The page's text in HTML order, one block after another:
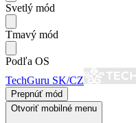
Svetlý mód
Tmavý mód
Podľa OS
TechGuru SK/CZ
Prepnúť mód
Otvoriť mobilné menu